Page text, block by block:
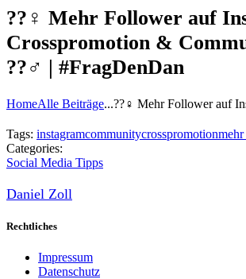
??‍♀️ Mehr Follower auf
Crosspromotion &
??‍♂️ | #FragDenDan
HomeAlle Beiträge...??‍♀️ Mehr Follower auf
Tags: instagramcommunitycrosspromotion
Categories:
Social Media Tipps
Daniel Zoll
Rechtliches
Impressum
Datenschutz